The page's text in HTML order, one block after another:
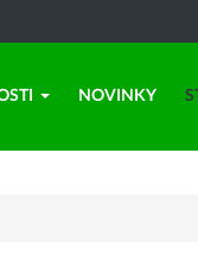
NOVINKY